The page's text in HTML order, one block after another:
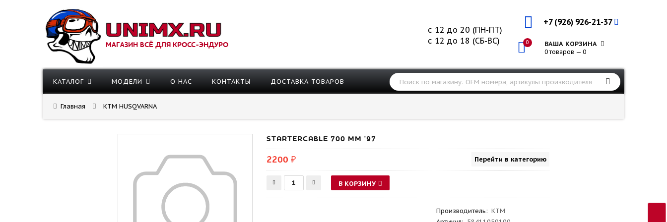
МАГАЗИН ВСЁ ДЛЯ КРОСС-ЭНДУРО
+7 (926) 926-21-37
0 ВАША КОРЗИНА
0 товаров — 0
с 12 до 20 (ПН-ПТ)
с 12 до 18 (СБ-ВС)
КАТАЛОГ МОДЕЛИ О НАС КОНТАКТЫ ДОСТАВКА ТОВАРОВ
Главная KTM HUSQVARNA
STARTERCABLE 700 MM '97
2200 ₽ Перейти в категорию
В КОРЗИНУ
Производитель: KTM